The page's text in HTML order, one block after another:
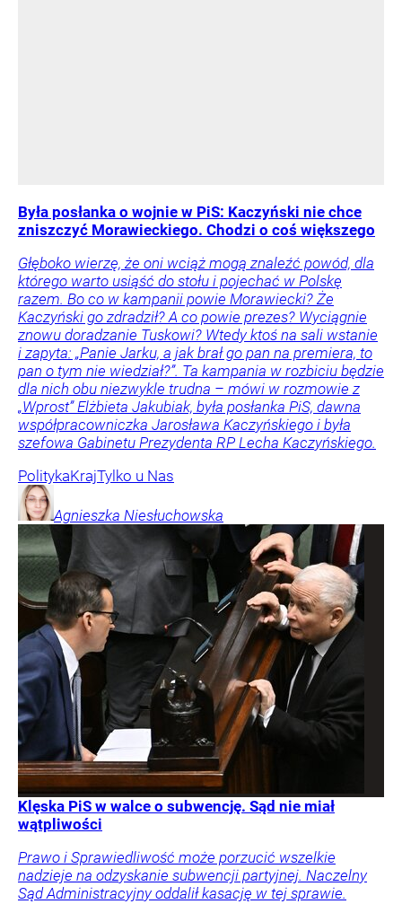
Była posłanka o wojnie w PiS: Kaczyński nie chce
zniszczyć Morawieckiego. Chodzi o coś większego
Głęboko wierzę, że oni wciąż mogą znaleźć powód, dla
którego warto usiąść do stołu i pojechać w Polskę
razem. Bo co w kampanii powie Morawiecki? Że
Kaczyński go zdradził? A co powie prezes? Wyciągnie
znowu doradzanie Tuskowi? Wtedy ktoś na sali wstanie
i zapyta: „Panie Jarku, a jak brał go pan na premiera, to
pan o tym nie wiedział?”. Ta kampania w rozbiciu będzie
dla nich obu niezwykle trudna – mówi w rozmowie z
„Wprost” Elżbieta Jakubiak, była posłanka PiS, dawna
współpracowniczka Jarosława Kaczyńskiego i była
szefowa Gabinetu Prezydenta RP Lecha Kaczyńskiego.
PolitykaKrajTylko u Nas
Agnieszka Niesłuchowska
Klęska PiS w walce o subwencję. Sąd nie miał
wątpliwości
Prawo i Sprawiedliwość może porzucić wszelkie
nadzieje na odzyskanie subwencji partyjnej. Naczelny
Sąd Administracyjny oddalił kasację w tej sprawie.